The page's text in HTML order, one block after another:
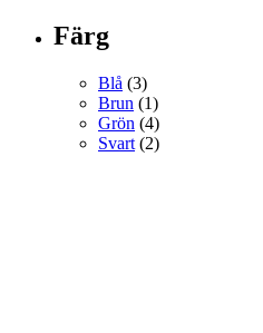
Färg
Blå (3)
Brun (1)
Grön (4)
Svart (2)